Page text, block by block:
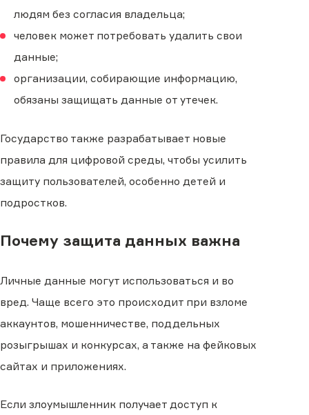
людям без согласия владельца;
человек может потребовать удалить свои
данные;
организации, собирающие информацию,
обязаны защищать данные от утечек.
Государство также разрабатывает новые
правила для цифровой среды, чтобы усилить
защиту пользователей, особенно детей и
подростков.
Почему защита данных важна
Личные данные могут использоваться и во
вред. Чаще всего это происходит при взломе
аккаунтов, мошенничестве, поддельных
розыгрышах и конкурсах, а также на фейковых
сайтах и приложениях.
Если злоумышленник получает доступ к